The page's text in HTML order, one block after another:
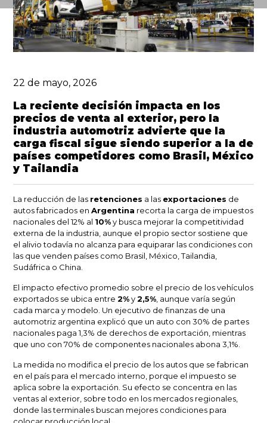
22 de mayo, 2026
La reciente decisión impacta en los
precios de venta al exterior, pero la
industria automotriz advierte que la
carga fiscal sigue siendo superior a la de
países competidores como Brasil, México
y Tailandia
La reducción de las retenciones a las exportaciones de
autos fabricados enArgentina recorta la carga de impuestos
nacionales del 12% al 10%y busca mejorar la competitividad
externa de la industria, aunque el propio sector sostiene que
el alivio todavía no alcanza para equiparar las condiciones con
las que venden países como Brasil, México, Tailandia,
Sudáfrica o China.
El impacto efectivo promedio sobre el precio de los vehículos
exportados se ubica entre2%y2,5% , aunque varía según
cada marca y modelo. Un ejecutivo de finanzas de una
automotriz argentina explicó que un auto con 30% de partes
nacionales paga 1,3% de derechos de exportación, mientras
que uno con 70% de componentes nacionales abona 3,1%.
La medida no modifica el precio de los autos que se fabrican
en el país para el mercado interno, porque el impuesto se
aplica sobre la exportación. Su efecto se concentra en las
ventas al exterior, sobre todo en los mercados regionales,
donde las terminales buscan mejores condiciones para